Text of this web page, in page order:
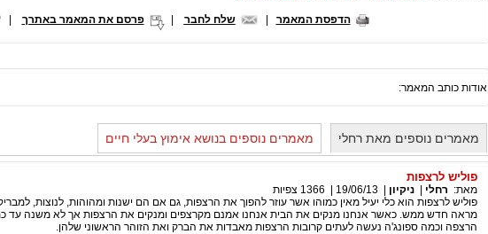
הדפסת המאמר שלח לחבר פרסם את המאמר באתרך |
אודות כותב המאמר:
מאמרים נוספים מאת רחלי מאמרים נוספים בנושא אימוץ בעלי חיים
פוליש לרצפות
מאת: רחלי ניקיון 19/06/13
1366 צפיות
פוליש לרצפות הוא כלי יעיל מאין כמוהו אשר עוזר להפוך את הרצפות, גם אם הם ישנות ומהוהות, לנוצות,
מראה חדש ממש. כאשר אנחנו מנקים את הבית אנחנו אמנם מקרצפים ומנקים את הרצפות אך לא משנה עד
הרצפה וכמה ספונג'ה נעשה לעתים קרובות הרצפות מאבדות את הברק ואת הזוהר הראשוני שלהן.